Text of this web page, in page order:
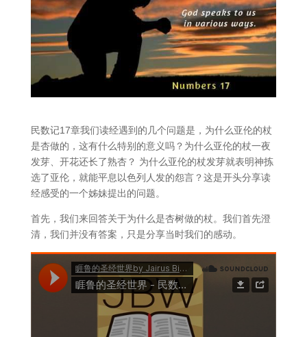
民数记17章我们读经遇到的几个问题是，为什么亚伦的杖
是杏做的，这有什么特别的意义吗？为什么亚伦的杖一夜
发芽、开花还长了熟杏？ 为什么亚伦的杖发芽就表明神拣
选了亚伦，就能平息以色列人发的怨言？这是开头分享读
经感受的一个姊妹提出的问题。
首先，我们来回答关于为什么是杏树做的杖。我们首先澄
清，我们并没有答案，只是分享当时我们的感动。